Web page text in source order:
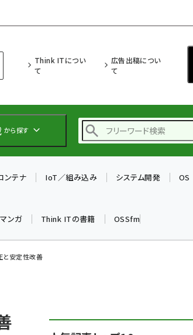
Think ITについ
て
広告出稿につい
て
から探す
仲間と築いた勝利
drupal (1963)
ンテナ IoT／組み込み システム開発 OS
マンガ Think ITの書籍 OSSfm
と安定性改善